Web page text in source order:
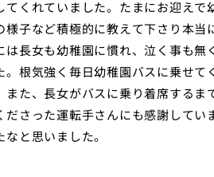
てくれていました。たまにお迎えで
子など積極的に教えて下さり本当
は長女も幼稚園に慣れ、泣く事も無
根気強く毎日幼稚園バスに乗せて
た、長女がバスに乗り着席するま
ださった運転手さんにも感謝してい
と思いました。